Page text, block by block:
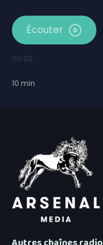
Écouter
00:00
10 min